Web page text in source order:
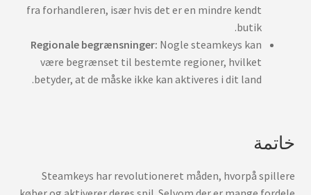
fra forhandleren, især hvis det er en mindre kendt
butik.
Regionale begrænsninger: Nogle steamkeys kan
være begrænset til bestemte regioner, hvilket
betyder, at de måske ikke kan aktiveres i dit land.
خاتمة
Steamkeys har revolutioneret måden, hvorpå spillere